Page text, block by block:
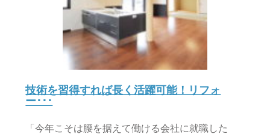
技術を習得すれば長く活躍可能！リフォ
ー･･･
「今年こそは腰を据えて働ける会社に就職した